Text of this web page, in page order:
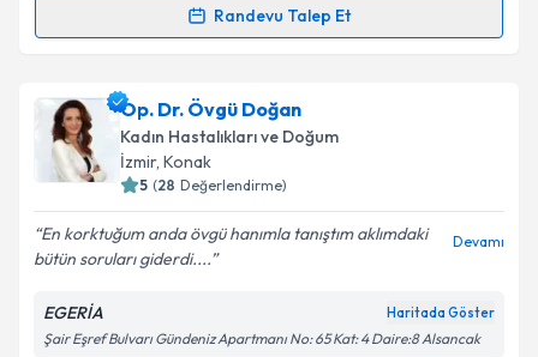
Randevu Talep Et
Randevu Takvimi Talebi
Prof. Dr. Erdal Aktaniçin randevu takvimi talebi
oluşturun. Size bu uzmandan randevu almanız için bir
takvim hazırlandığında e-posta ile bilgilendireceğiz.
Aydınlatma
Metni'ni okudum ve kişisel verilerimin belirtilen
Op. Dr. Övgü Doğan
Kadın Hastalıkları ve Doğum
İzmir, Konak
5 (28 Değerlendirme)
En korktuğum anda övgü hanımla tanıştım aklımdaki
bütün soruları giderdi....
Devamı
EGERİA Haritada Göster
Şair Eşref Bulvarı Gündeniz Apartmanı No: 65 Kat: 4 Daire:8 Alsancak